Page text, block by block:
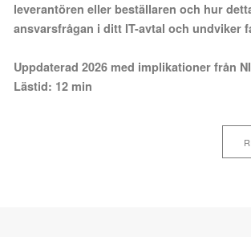
leverantören eller beställaren och hur
ansvarsfrågan i ditt IT-avtal och undviker
Uppdaterad 2026 med implikationer från
Lästid: 12 min